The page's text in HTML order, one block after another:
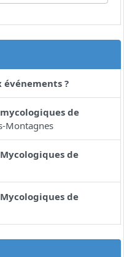
événements ?
de
Montagnes
de
de